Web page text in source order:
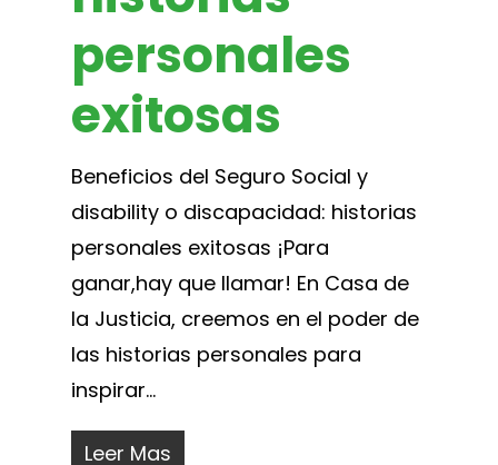
personales
exitosas
Beneficios del Seguro Social y
disability o discapacidad: historias
personales exitosas ¡Para
ganar,hay que llamar! En Casa de
la Justicia, creemos en el poder de
las historias personales para
inspirar...
Leer Mas